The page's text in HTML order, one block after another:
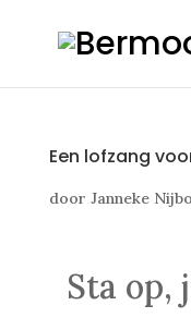
Een lofzang
door Janneke
Sta op,